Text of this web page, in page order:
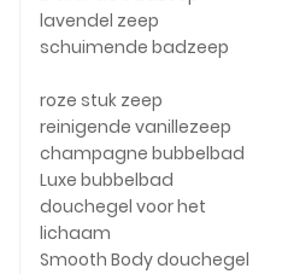
lavendel zeep
schuimende badzeep
roze stuk zeep
reinigende vanillezeep
champagne bubbelbad
Luxe bubbelbad
douchegel voor het
lichaam
Smooth Body douchegel